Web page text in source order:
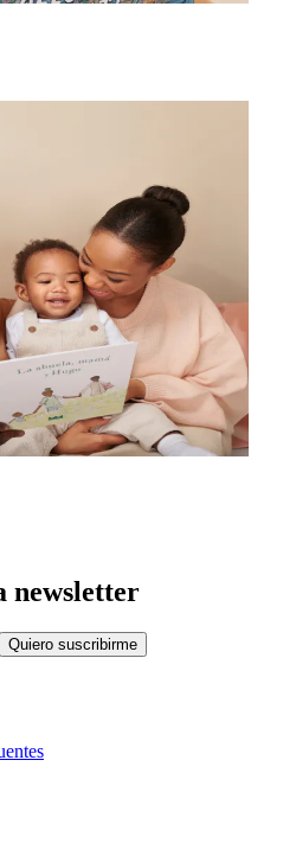
newsletter
Quiero suscribirme